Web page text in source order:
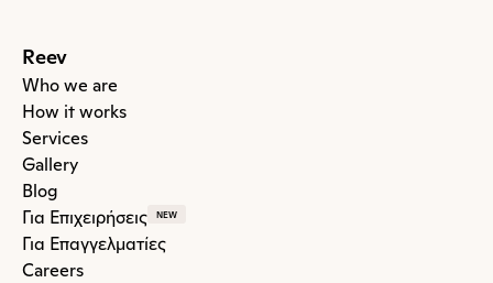
Reev
Who we are
How it works
Services
Gallery
Blog
Για Επιχειρήσεις
NEW
Για Επαγγελματίες
Careers